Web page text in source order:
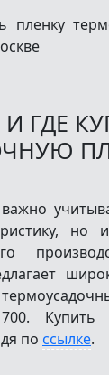
ГДЕ
но
Купить
по ссылке.